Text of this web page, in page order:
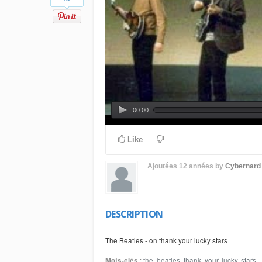
00:00
Like
Ajoutées 12 années by Cybernard
DESCRIPTION
The Beatles - on thank your lucky stars